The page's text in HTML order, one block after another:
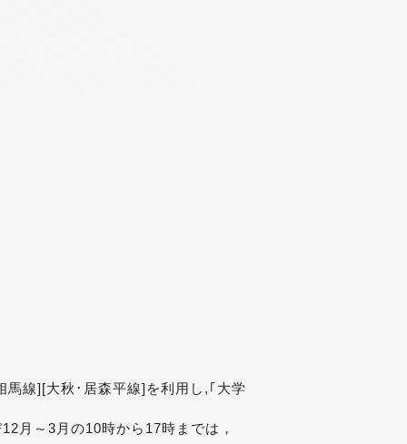
線][大秋･居森平線]を利用し,｢大学
月～3月の10時から17時までは，